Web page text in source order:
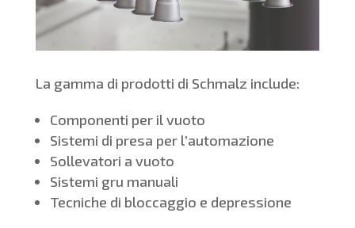
La gamma di prodotti di Schmalz include:
Componenti per il vuoto
Sistemi di presa per l’automazione
Sollevatori a vuoto
Sistemi gru manuali
Tecniche di bloccaggio e depressione